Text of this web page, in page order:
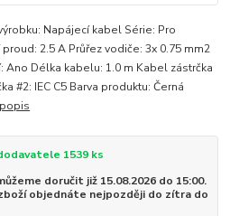
Napájecí kabel Série: Pro
2.5 A Průřez vodiče: 3x 0.75 mm2
Ano Délka kabelu: 1.0 m Kabel zástrčka
#2: IEC C5 Barva produktu: Černá
1539 ks
doručit již 15.08.2026 do 15:00.
objednáte nejpozději do zítra do